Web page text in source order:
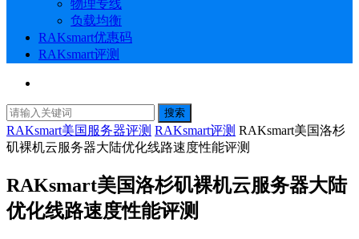
物理专线
负载均衡
RAKsmart优惠码
RAKsmart评测
搜索
RAKsmart美国服务器评测 RAKsmart评测 RAKsmart美国洛杉
矶裸机云服务器大陆优化线路速度性能评测
RAKsmart美国洛杉矶裸机云服务器大陆
优化线路速度性能评测